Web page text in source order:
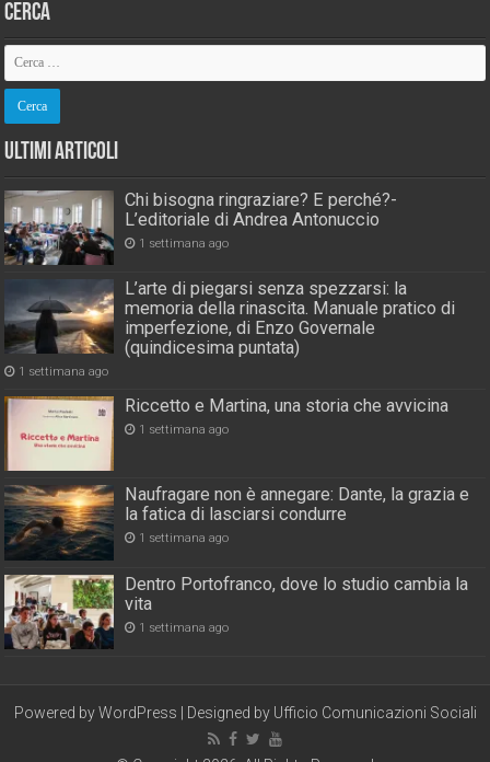
Cerca
Ultimi Articoli
Chi bisogna ringraziare? E perché?-
L’editoriale di Andrea Antonuccio
1 settimana ago
L’arte di piegarsi senza spezzarsi: la
memoria della rinascita. Manuale pratico di
imperfezione, di Enzo Governale
(quindicesima puntata)
1 settimana ago
Riccetto e Martina, una storia che avvicina
1 settimana ago
Naufragare non è annegare: Dante, la grazia e
la fatica di lasciarsi condurre
1 settimana ago
Dentro Portofranco, dove lo studio cambia la
vita
1 settimana ago
Powered byWordPress | Designed by Ufficio Comunicazioni Sociali